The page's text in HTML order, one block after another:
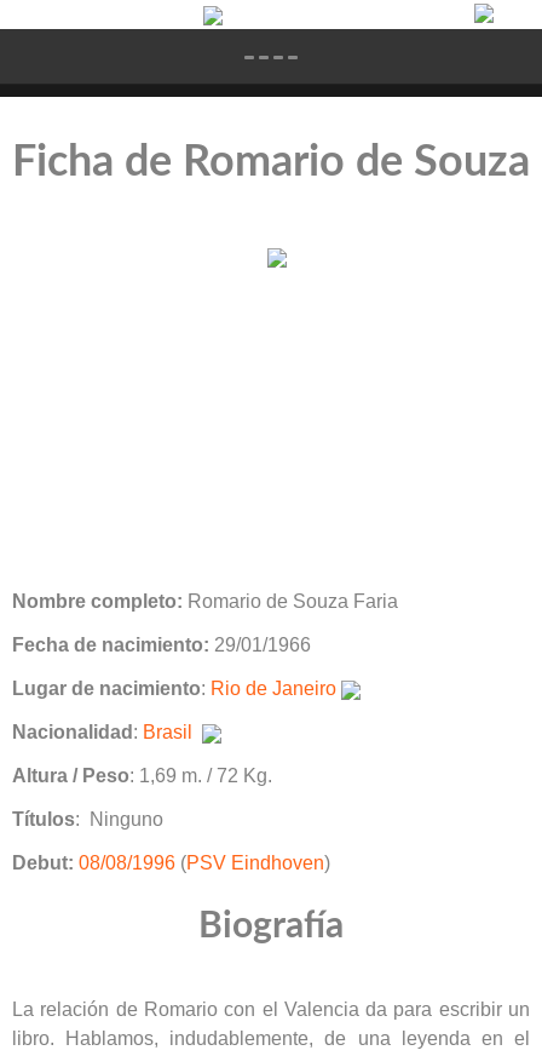
Ficha de Romario de Souza
Nombre completo: Romario de Souza Faria
Fecha de nacimiento: 29/01/1966
Lugar de nacimiento: Rio de Janeiro
Nacionalidad : Brasil
Altura / Peso: 1,69 m. / 72 Kg.
Títulos: Ninguno
Debut: 08/08/1996 (PSV Eindhoven)
Biografía
La relación de Romario con el Valencia da para escribir un
libro. Hablamos, indudablemente, de una leyenda en el